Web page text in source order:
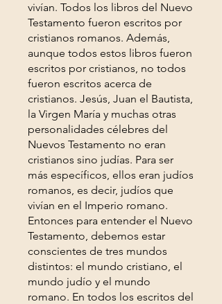
vivían. Todos los libros del Nuevo
Testamento fueron escritos por
cristianos romanos. Además,
aunque todos estos libros fueron
escritos por cristianos, no todos
fueron escritos acerca de
cristianos. Jesús, Juan el Bautista,
la Virgen María y muchas otras
personalidades célebres del
Nuevos Testamento no eran
cristianos sino judías. Para ser
más específicos, ellos eran judíos
romanos, es decir, judíos que
vivían en el Imperio romano.
Entonces para entender el Nuevo
Testamento, debemos estar
conscientes de tres mundos
distintos: el mundo cristiano, el
mundo judío y el mundo
romano. En todos los escritos del